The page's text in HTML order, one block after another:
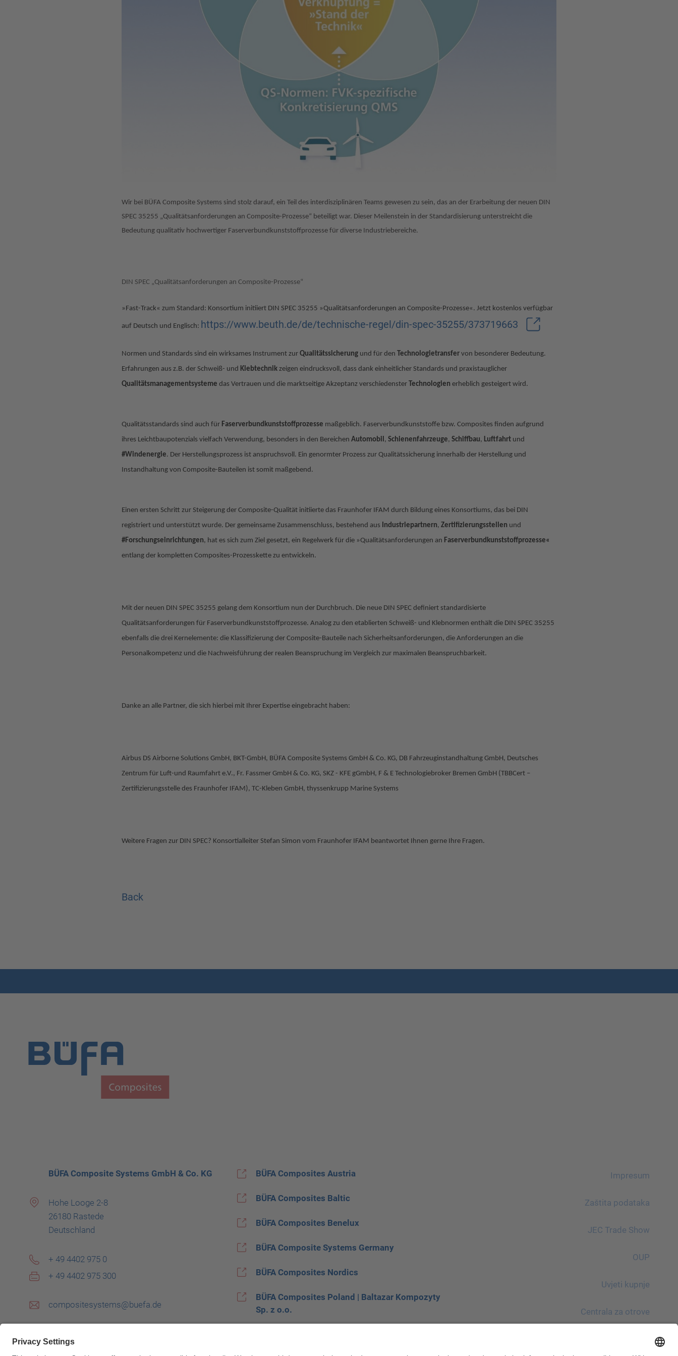
Wir bei BÜFA Composite Systems sind stolz darauf, ein Teil des interdisziplinären Teams gewesen zu sein, das an der Erarbeitung der neuen DIN
SPEC 35255 „Qualitätsanforderungen an Composite-Prozesse“ beteiligt war. Dieser Meilenstein in der Standardisierung unterstreicht die
Bedeutung qualitativ hochwertiger Faserverbundkunststoffprozesse für diverse Industriebereiche.
DIN SPEC „Qualitätsanforderungen an Composite-Prozesse“
»Fast-Track« zum Standard: Konsortium initiiert DIN SPEC 35255 »Qualitätsanforderungen an Composite-Prozesse«. Jetzt kostenlos verfügbar
auf Deutsch und Englisch: https://www.beuth.de/de/technische-regel/din-spec-35255/373719663
Normen und Standards sind ein wirksames Instrument zur Qualitätssicherungund für den Technologietransfervon besonderer Bedeutung.
Erfahrungen aus z.B. der Schweiß- und Klebtechnikzeigen eindrucksvoll, dass dank einheitlicher Standards und praxistauglicher
Qualitätsmanagementsysteme das Vertrauen und die marktseitige Akzeptanz verschiedenster Technologien erheblich gesteigert wird.
Qualitätsstandards sind auch für Faserverbundkunststoffprozesse maßgeblich. Faserverbundkunststoffe bzw. Composites finden aufgrund
ihres Leichtbaupotenzials vielfach Verwendung, besonders in den Bereichen Automobil, Schienenfahrzeuge, Schiffbau, Luftfahrtund
#Windenergie. Der Herstellungsprozess ist anspruchsvoll. Ein genormter Prozess zur Qualitätssicherung innerhalb der Herstellung und
Instandhaltung von Composite-Bauteilen ist somit maßgebend.
Einen ersten Schritt zur Steigerung der Composite-Qualität initiierte das Fraunhofer IFAM durch Bildung eines Konsortiums, das bei DIN
registriert und unterstützt wurde. Der gemeinsame Zusammenschluss, bestehend aus Industriepartnern, Zertifizierungsstellen und
#Forschungseinrichtungen, hat es sich zum Ziel gesetzt, ein Regelwerk für die »Qualitätsanforderungen an Faserverbundkunststoffprozesse«
entlang der kompletten Composites-Prozesskette zu entwickeln.
Mit der neuen DIN SPEC 35255 gelang dem Konsortium nun der Durchbruch. Die neue DIN SPEC definiert standardisierte
Qualitätsanforderungen für Faserverbundkunststoffprozesse. Analog zu den etablierten Schweiß- und Klebnormen enthält die DIN SPEC 35255
ebenfalls die drei Kernelemente: die Klassifizierung der Composite-Bauteile nach Sicherheitsanforderungen, die Anforderungen an die
Personalkompetenz und die Nachweisführung der realen Beanspruchung im Vergleich zur maximalen Beanspruchbarkeit.
Danke an alle Partner, die sich hierbei mit Ihrer Expertise eingebracht haben:
Airbus DS Airborne Solutions GmbH, BKT-GmbH, BÜFA Composite Systems GmbH & Co. KG, DB Fahrzeuginstandhaltung GmbH, Deutsches
Zentrum für Luft-und Raumfahrt e.V., Fr. Fassmer GmbH & Co. KG, SKZ - KFE gGmbH, F & E Technologiebroker Bremen GmbH (TBBCert –
Zertifizierungsstelle des Fraunhofer IFAM), TC-Kleben GmbH, thyssenkrupp Marine Systems
Weitere Fragen zur DIN SPEC? Konsortialleiter Stefan Simon vom Fraunhofer IFAM beantwortet Ihnen gerne Ihre Fragen.
Back
BÜFA Composite Systems GmbH & Co. KG
Hohe Looge 2-8
26180 Rastede
Deutschland
+ 49 4402 975 0
+ 49 4402 975 300
compositesystems@buefa.de
BÜFA Composites Austria
BÜFA Composites Baltic
BÜFA Composites Benelux
BÜFA Composite Systems Germany
BÜFA Composites Nordics
BÜFA Composites Poland | Baltazar Kompozyty
Sp. z o.o.
Impresum
Zaštita podataka
JEC Trade Show
OUP
Uvjeti kupnje
Centrala za otrove